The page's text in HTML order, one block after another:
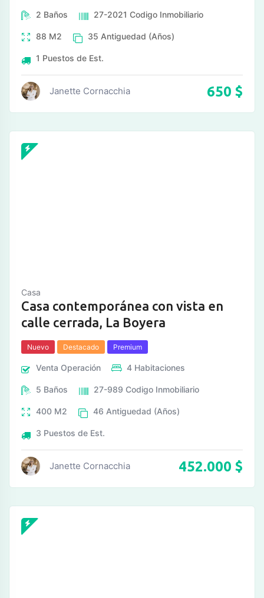
2 Baños 27-2021 Codigo Inmobiliario
88 M2 35 Antiguedad (Años)
1 Puestos de Est.
Janette Cornacchia 650 $
Casa
Casa contemporánea con vista en
calle cerrada, La Boyera
Nuevo Destacado Premium
Venta Operación 4 Habitaciones
5 Baños 27-989 Codigo Inmobiliario
400 M2 46 Antiguedad (Años)
3 Puestos de Est.
Janette Cornacchia 452.000 $